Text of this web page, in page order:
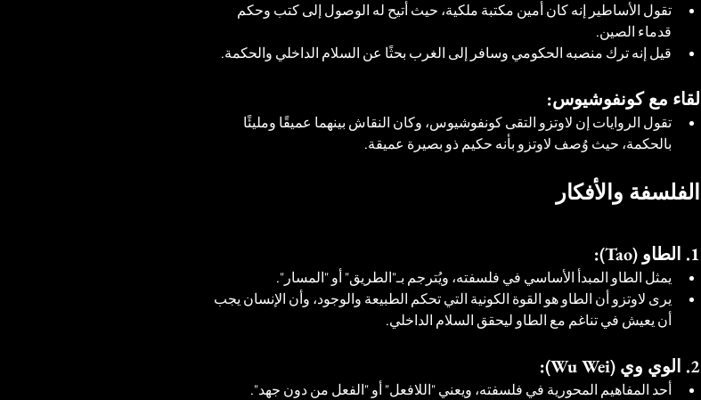
تقول الأساطير إنه كان أمين مكتبة ملكية، حيث أتيح له الوصول إلى كتب وحكم
قدماء الصين.
قيل إنه ترك منصبه الحكومي وسافر إلى الغرب بحثًا عن السلام الداخلي والحكمة.
لقاء مع كونفوشيوس:
تقول الروايات إن لاوتزو التقى كونفوشيوس، وكان النقاش بينهما عميقًا ومليئًا
بالحكمة، حيث وُصف لاوتزو بأنه حكيم ذو بصيرة عميقة.
الفلسفة والأفكار
1. الطاو (Tao):
يمثل الطاو المبدأ الأساسي في فلسفته، ويُترجم بـ"الطريق" أو "المسار".
يرى لاوتزو أن الطاو هو القوة الكونية التي تحكم الطبيعة والوجود، وأن الإنسان يجب
أن يعيش في تناغم مع الطاو ليحقق السلام الداخلي.
2. الوي وي (Wu Wei):
أحد المفاهيم المحورية في فلسفته، ويعني "اللافعل" أو "الفعل من دون جهد".